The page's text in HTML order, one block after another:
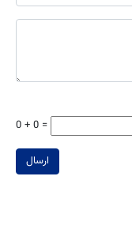
0 + 0 =
ارسال